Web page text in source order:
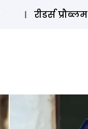
रीडर्स प्रौब्लम